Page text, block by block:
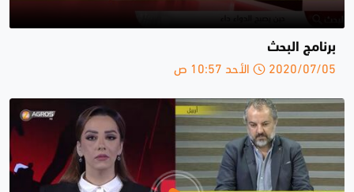
برنامج البحث
2020/07/05 الأحد 10:57 ص